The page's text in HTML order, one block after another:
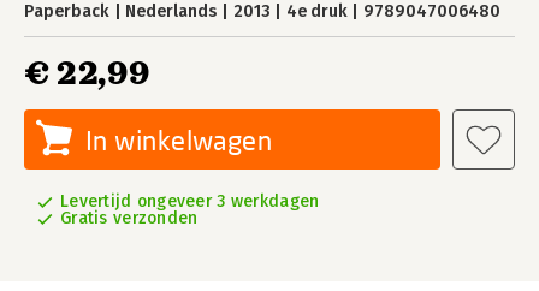
Paperback Nederlands 2013 4e druk 9789047006480
€ 22,99
In winkelwagen
Levertijd ongeveer 3 werkdagen
Gratis verzonden